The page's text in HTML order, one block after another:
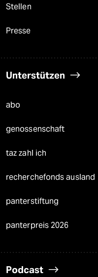
Stellen
Presse
Unterstützen
abo
genossenschaft
taz zahl ich
recherchefonds ausland
panterstiftung
panterpreis 2026
Podcast